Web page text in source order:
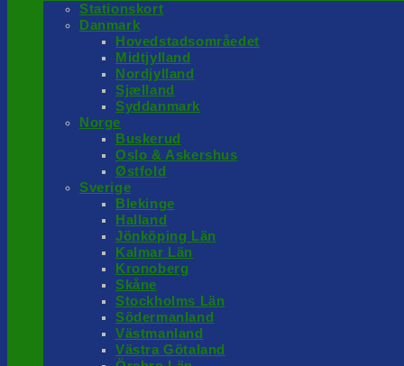
Stationskort
Danmark
Hovedstadsområedet
Midtjylland
Nordjylland
Sjælland
Syddanmark
Norge
Buskerud
Oslo & Askershus
Østfold
Sverige
Blekinge
Halland
Jönköping Län
Kalmar Län
Kronoberg
Skåne
Stockholms Län
Södermanland
Västmanland
Västra Götaland